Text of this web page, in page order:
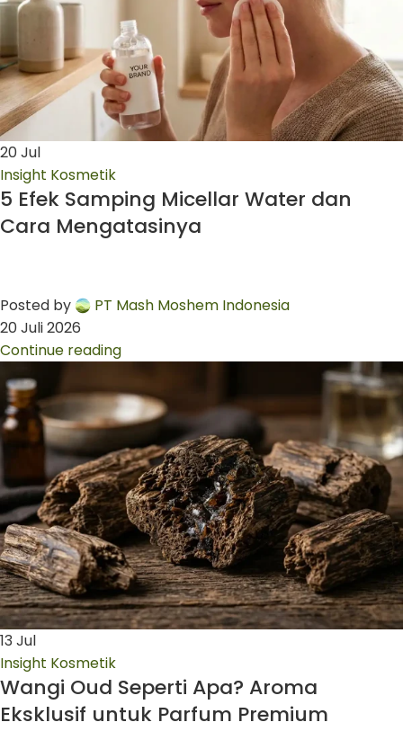
20Jul
Insight Kosmetik
5 Efek Samping Micellar Water dan
Cara Mengatasinya
Posted by
PT Mash Moshem Indonesia
20 Juli 2026
Continue reading
13 Jul
Insight Kosmetik
Wangi Oud Seperti Apa? Aroma
Eksklusif untuk Parfum Premium